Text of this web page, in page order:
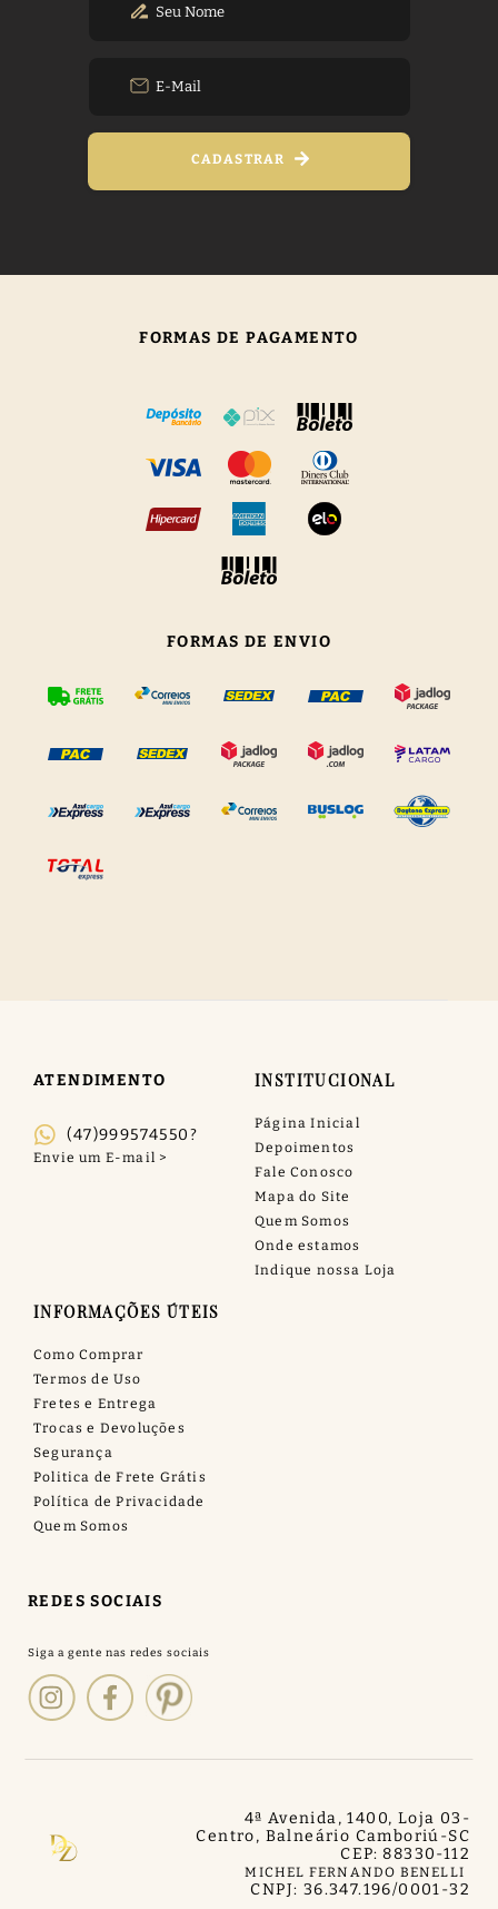
CADASTRAR
FORMAS DE PAGAMENTO
FORMAS DE ENVIO
ATENDIMENTO
(47)999574550?
INSTITUCIONAL
Página Inicial
Depoimentos
Fale Conosco
Mapa do Site
Quem Somos
Onde estamos
Indique nossa Loja
INFORMAÇÕES ÚTEIS
Como Comprar
Termos de Uso
Fretes e Entrega
Trocas e Devoluções
Segurança
Politica de Frete Grátis
Política de Privacidade
Quem Somos
REDES SOCIAIS
MICHEL FERNANDO BENELLI
4ª Avenida, 1400, Loja 03 -
Centro, Balneário Camboriú-SC
CEP: 88330-112
CNPJ: 36.347.196/0001-32